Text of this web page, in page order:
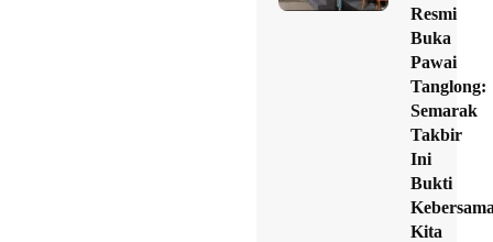
Resmi
Buka
Pawai
Tanglong:
Semarak
Takbir
Ini
Bukti
Kita